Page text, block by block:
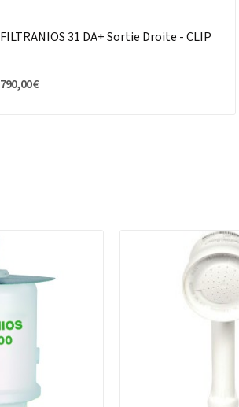
FILTRANIOS 31 DA+ Sortie Droite - CLIP
790,00 €